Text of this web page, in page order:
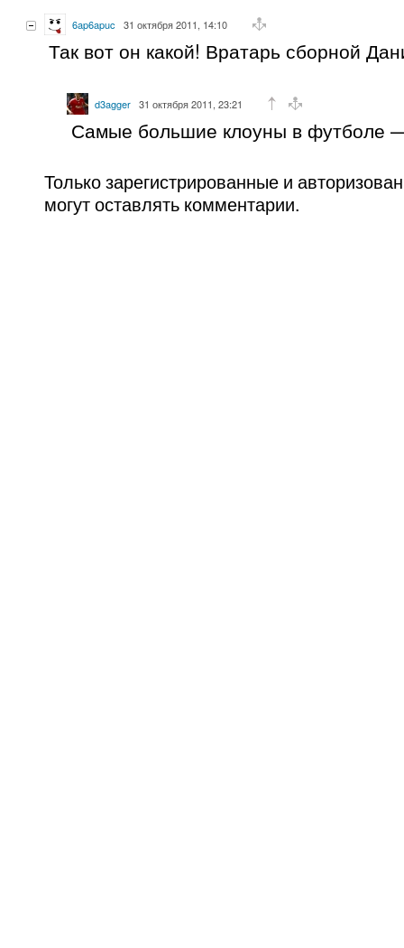
6ap6apuc 31 октября 2011, 14:10
Так вот он какой! Вратарь сборной
d3agger 31 октября 2011, 23:21
Самые большие клоуны в футболе
Только зарегистрированные и
могут оставлять комментарии.